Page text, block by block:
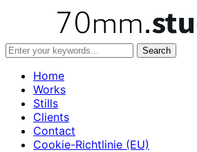
Home
Works
Stills
Clients
Contact
Cookie-Richtlinie (EU)